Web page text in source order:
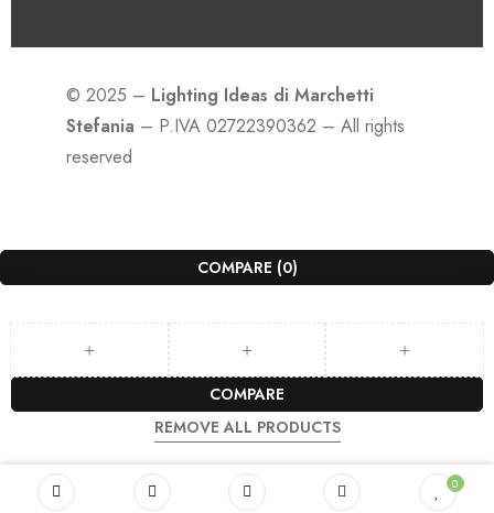
© 2025 – Lighting Ideas di Marchetti
Stefania – P.IVA 02722390362 – All rights
reserved
0
COMPARE (0)
COMPARE
REMOVE ALL PRODUCTS